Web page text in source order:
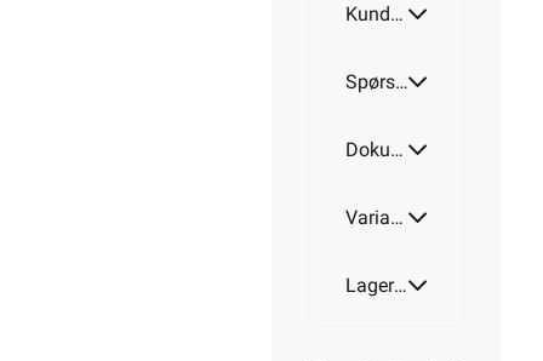
Kundeomtale
Spørsmål og svar
Dokumentasjon
Varianter av artikkel
Lagerstatus